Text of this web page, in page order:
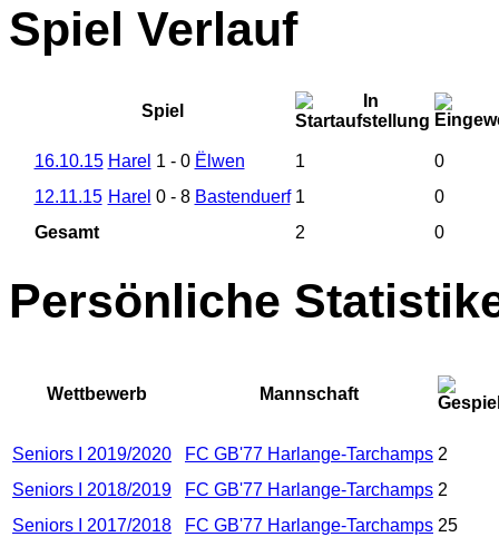
Spiel Verlauf
Spiel
16.10.15 Harel 1 - 0 Ëlwen 1
0
12.11.15 Harel 0 - 8 Bastenduerf 1
0
Gesamt
2 0
Persönliche
Wettbewerb Mannschaft
Seniors I 2019/2020 FC GB'77 Harlange-Tarchamps 2
Seniors I 2018/2019
FC GB'77 Harlange-Tarchamps 2
Seniors I 2017/2018
FC GB'77 Harlange-Tarchamps 25